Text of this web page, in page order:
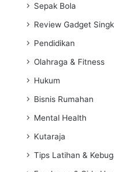
Sepak Bola
Review Gadget
Pendidikan
Olahraga & Fitness
Hukum
Bisnis Rumahan
Mental Health
Kutaraja
Tips Latihan &